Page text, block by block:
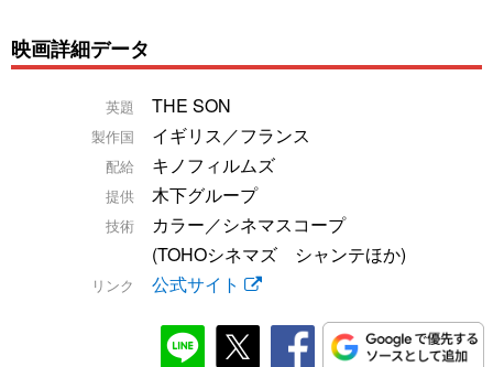
映画詳細データ
英題 THE SON
製作国 イギリス／フランス
配給 キノフィルムズ
提供 木下グループ
技術
カラー／シネマスコープ
(TOHOシネマズ シャンテほか)
リンク 公式サイト